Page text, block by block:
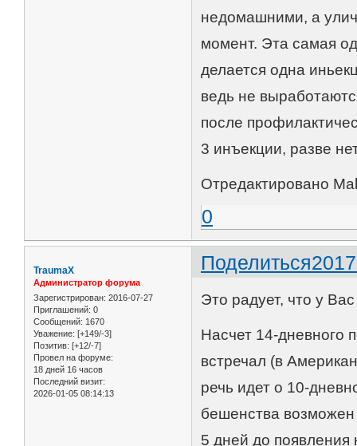
недомашними, а
момент. Эта самая
делается одна
ведь не
после
3 инъекции, разве
Отредактировано
0
Поделиться
TraumaX
Администратор форума
Зарегистрирован: 2016-07-27
Приглашений: 0
Сообщений: 1670
Уважение: [+149/-3]
Позитив: [+12/-7]
Провел на форуме:
18 дней 16 часов
Последний визит:
2026-01-05 08:14:13
Это радует, что у
Насчет 14-дневного
встречал (в
речь идет о 10-
бешенства
5 дней до появления